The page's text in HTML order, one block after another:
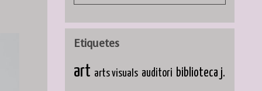
Etiquetes
art arts visuals auditori biblioteca j.